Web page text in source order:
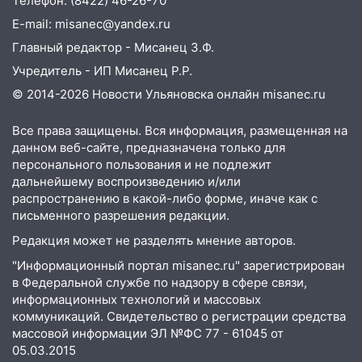
21:01
кровь: День донора пройдёт 6 августа
Ульяновская область девятую
неделю подряд удерживает самые
низкие цены на подсолнечное масло
19:33 Коровы-рекордсменки: в
Ульяновской области выросли надои
молока
18:20 В Ульяновской области до конца
года благоустроят 20 родников
17:27
В Ульяновской области 114 детей-
сирот получили жильё с начала года
16:43 Дорожный сезон перевалил за
экватор: в Ульяновской области
обновили половину региональных трасс
16:31 В Ульяновской области
E-mail: misanec@yandex.ru
Главный редактор - Мисанец З.Ф.
Учредитель - ИП Мисанец Р.Р.
© 2014-2026 Новости Ульяновска онлайн misanec.ru
Все права защищены. Вся информация, размещенная на
данном веб-сайте, предназначена только для
персонального пользования и не подлежит
дальнейшему воспроизведению и/или
распространению в какой-либо форме, иначе как с
письменного разрешения редакции.
Редакция может не разделять мнение авторов.
"Информационный портал misanec.ru" зарегистрирован
в Федеральной службе по надзору в сфере связи,
информационных технологий и массовых
коммуникаций. Свидетельство о регистрации средства
массовой информации ЭЛ №ФС 77 - 61045 от
05.03.2015